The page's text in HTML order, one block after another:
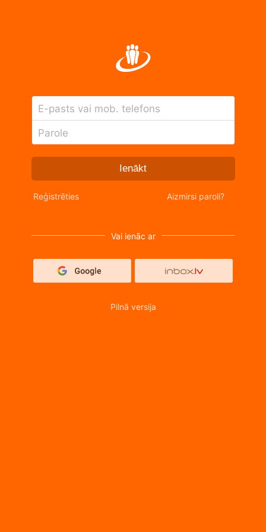
E-pasts vai mob. telefons
Parole
Ienākt
Reģistrēties Aizmirsi paroli?
Vai ienāc ar
Pilnā versija